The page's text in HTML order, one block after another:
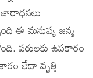
ఈ మనుష్య జన్మ
పరులకు ఉపకారం
లేదా వృత్తి